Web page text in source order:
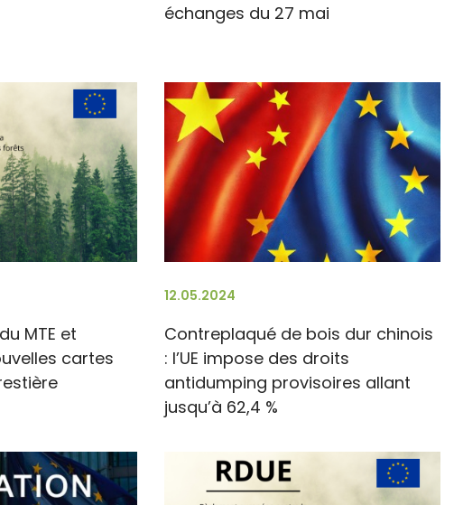
échanges du 27 mai
MTE et
cartes
12.05.2024
Contreplaqué de bois dur chinois
: l’UE impose des droits
antidumping provisoires allant
jusqu’à 62,4 %